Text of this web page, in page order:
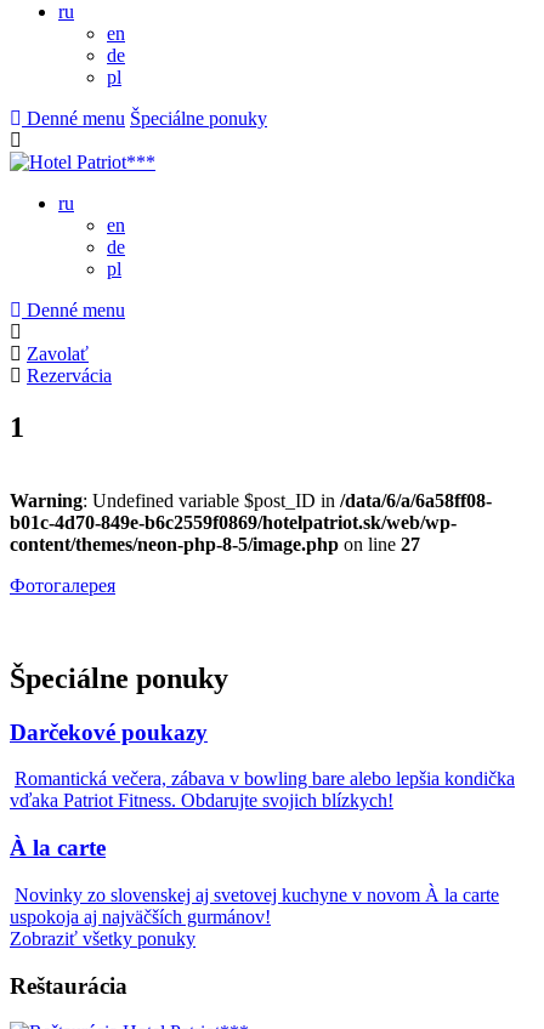
ru
en
de
pl
Denné menu Špeciálne ponuky
ru
en
de
pl
Denné menu
Zavolať
Rezervácia
1
Warning: Undefined variable $post_ID in /data/6/a/6a58ff08-
b01c-4d70-849e-b6c2559f0869/hotelpatriot.sk/web/wp-
content/themes/neon-php-8-5/image.php on line 27
Фотогалерея
Špeciálne ponuky
Darčekové poukazy
Romantická večera, zábava v bowling bare alebo lepšia kondička
vďaka Patriot Fitness. Obdarujte svojich blízkych!
À la carte
Novinky zo slovenskej aj svetovej kuchyne v novom À la carte
uspokoja aj najväčších gurmánov!
Zobraziť všetky ponuky
Reštaurácia